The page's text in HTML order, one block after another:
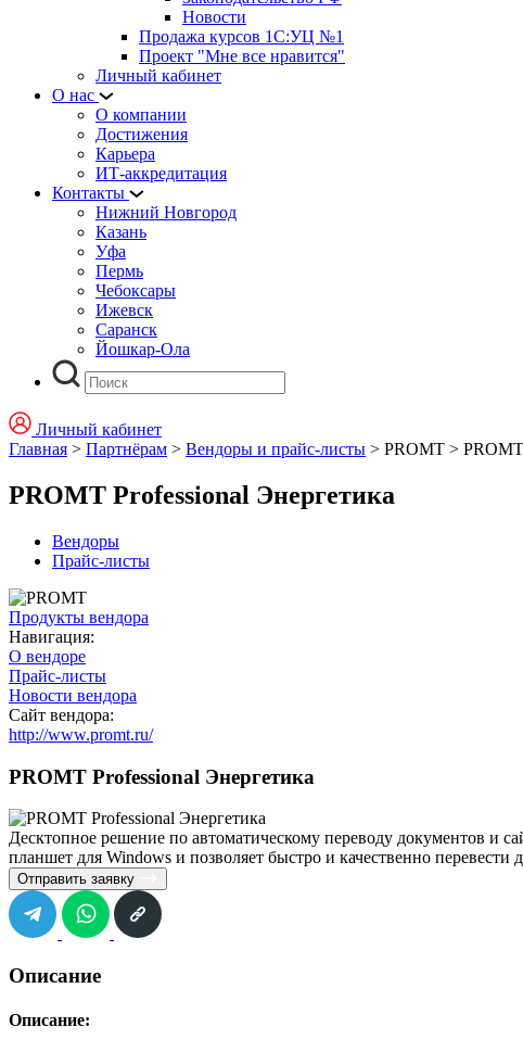
Новости
Продажа курсов 1С:УЦ №1
Проект "Мне все нравится"
Личный кабинет
О нас
О компании
Достижения
Карьера
ИТ-аккредитация
Контакты
Нижний Новгород
Казань
Уфа
Пермь
Чебоксары
Ижевск
Саранск
Йошкар-Ола
Личный кабинет
Главная > Партнёрам > Вендоры и прайс-листы > PROMT >
PROMT Professional Энергетика
Вендоры
Прайс-листы
Продукты вендора
Навигация:
О вендоре
Прайс-листы
Новости вендора
Сайт вендора:
http://www.promt.ru/
PROMT Professional Энергетика
Десктопное решение по автоматическому переводу документов и
планшет для Windows и позволяет быстро и качественно
Отправить заявку
Описание
Описание: